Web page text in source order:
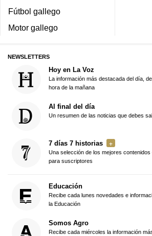
Fútbol gallego
Motor gallego
NEWSLETTERS
Hoy en La Voz
La información más destacada del día,
hora de la mañana
Al final del día
Un resumen de las noticias que debes
7 días 7 historias
Una selección de los mejores
para suscriptores
Educación
Recibe cada lunes novedades e
la Educación
Somos Agro
Recibe cada miércoles la información